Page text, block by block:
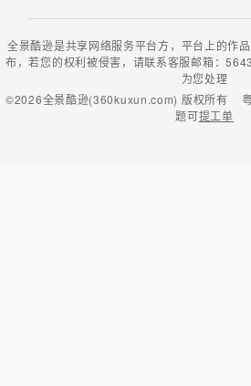
全景酷逊是共享网络服务平台方，平台上的作
布，若您的权利被侵害，请联系客服邮箱：
为您处理
©2026全景酷逊(360kuxun.com) 版权所有
题可提工单